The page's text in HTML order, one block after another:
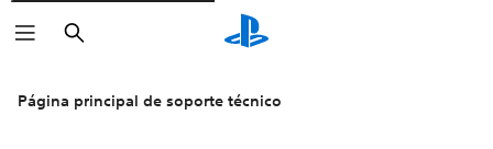
Buscar
Página principal de soporte técnico